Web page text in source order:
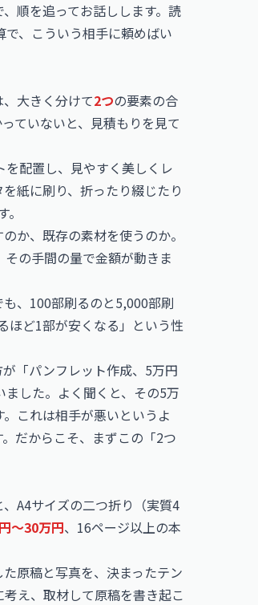
順を追ってお話しします。読
、こういう相手に頼めばい
大きく分けて2つの要素の合
ていないと、見積もりを見て
配置し、見やすく美しくレ
紙に刷り、折ったり綴じたり
か、既存の素材を使うのか。
の手間の量で金額が動きま
、100部刷るのと5,000部刷
ほど1部が安くなる」という性
「パンフレット作成、5万円
した。よく聞くと、その5万
これは相手が悪いというよ
だからこそ、まずこの「2つ
A4サイズの二つ折り（実質4
〜30万円、16ページ以上の本
原稿と写真を、決まったテン
え、取材して原稿を書き起こ